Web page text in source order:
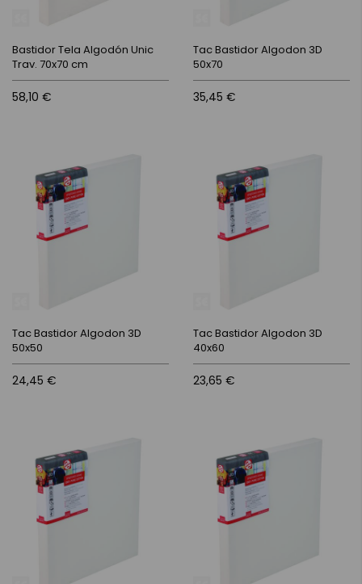
Bastidor Tela Algodón Unic
Trav. 70x70 cm
58,10 €
Tac Bastidor Algodon 3D
50x70
35,45 €
Tac Bastidor Algodon 3D
50x50
24,45 €
Tac Bastidor Algodon 3D
40x60
23,65 €